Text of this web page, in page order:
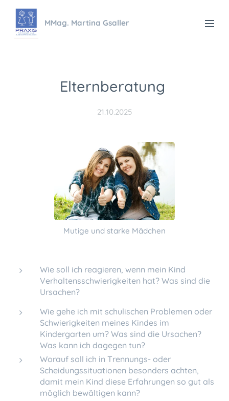
MMag. Martina Gsaller
Elternberatung
21.10.2025
Mutige und starke Mädchen
Wie soll ich reagieren, wenn mein Kind
Verhaltensschwierigkeiten hat? Was sind die
Ursachen?
Wie gehe ich mit schulischen Problemen oder
Schwierigkeiten meines Kindes im
Kindergarten um? Was sind die Ursachen?
Was kann ich dagegen tun?
Worauf soll ich in Trennungs- oder
Scheidungssituationen besonders achten,
damit mein Kind diese Erfahrungen so gut als
möglich bewältigen kann?